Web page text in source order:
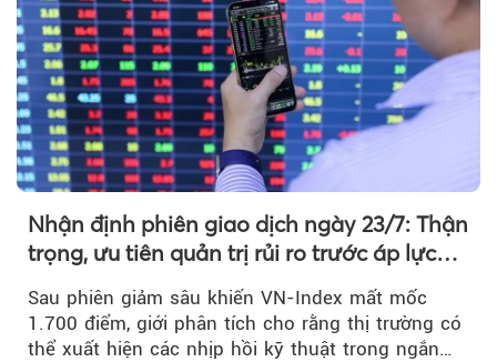
Nhận định phiên giao dịch ngày 23/7: Thận
trọng, ưu tiên quản trị rủi ro trước áp lực
Sau phiên giảm sâu khiến VN-Index mất mốc
1.700 điểm, giới phân tích cho rằng thị trường có
thể xuất hiện các nhịp hồi kỹ thuật trong ngắn